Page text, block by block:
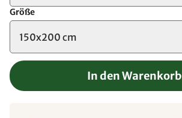
Größe
150x200 cm
In den Warenkorb